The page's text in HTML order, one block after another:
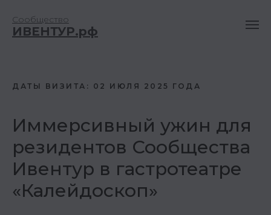
Сообщество
ИВЕНТУР.рф
ДАТЫ ВИЗИТА: 02 ИЮЛЯ 2025 ГОДА
Иммерсивный ужин для
резидентов Сообщества
Ивентур в гастротеатре
«Калейдоскоп»